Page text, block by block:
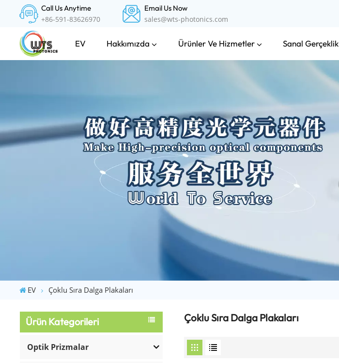
Call Us Anytime
+86-591-83626970
Email Us Now
sales@wts-photonics.com
EV Hakkımızda Ürünler Ve Hizmetler Sanal Gerçeklik
EV Çoklu Sıra Dalga Plakaları
Ürün Kategorileri
Optik Prizmalar
Çoklu Sıra Dalga Plakaları